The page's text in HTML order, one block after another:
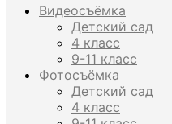
Видеосъёмка
Детский сад
4 класс
9-11 класс
Фотосъёмка
Детский сад
4 класс